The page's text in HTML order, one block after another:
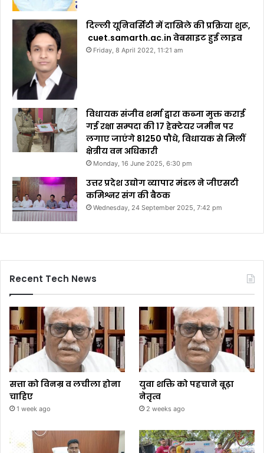
दिल्ली यूनिवर्सिटी में दाखिले की प्रक्रिया शुरू,
cuet.samarth.ac.in वेबसाइट हुई लाइव
Friday, 8 April 2022, 11:21 am
विधायक संजीव शर्मा द्वारा कब्जा मुक्त कराई
गई रक्षा सम्पदा की 17 हेक्टेयर जमीन पर
लगाए जाएंगे 81250 पौधे, विधायक से मिलीं
क्षेत्रीय वन अधिकारी
Monday, 16 June 2025, 6:30 pm
उत्तर प्रदेश उद्योग व्यापार मंडल ने जीएसटी
कमिश्नर संग की बैठक
Wednesday, 24 September 2025, 7:42 pm
Recent Tech News
सत्ता को विनम्र व लचीला होना
चाहिए
1 week ago
युवा शक्ति को पहचाने बूढ़ा
नेतृत्व
2 weeks ago